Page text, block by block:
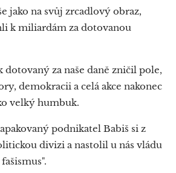
jako na svůj zrcadlový obraz,
k miliardám za dotovanou
dotovaný za naše daně zničil pole,
demokracii a celá akce nakonec
velký humbuk.
podnikatel Babiš si z
divizi a nastolil u nás vládu